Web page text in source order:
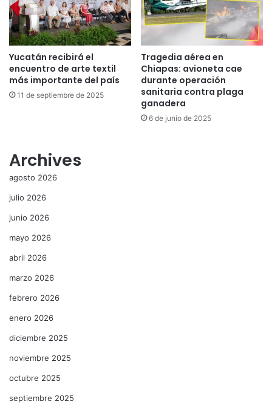
Yucatán recibirá el
encuentro de arte textil
más importante del país
11 de septiembre de 2025
Tragedia aérea en
Chiapas: avioneta cae
durante operación
sanitaria contra plaga
ganadera
6 de junio de 2025
Archives
agosto 2026
julio 2026
junio 2026
mayo 2026
abril 2026
marzo 2026
febrero 2026
enero 2026
diciembre 2025
noviembre 2025
octubre 2025
septiembre 2025